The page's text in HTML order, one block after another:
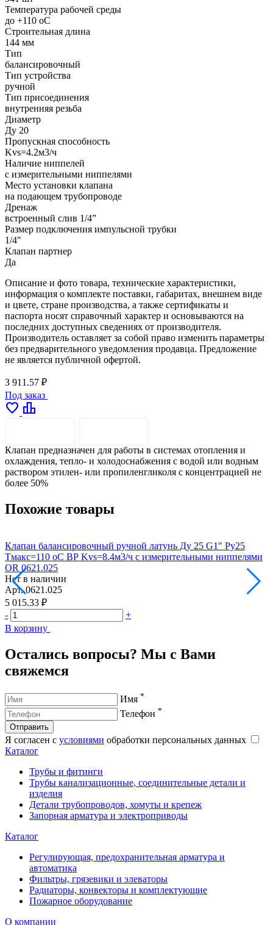
Температура рабочей среды
до +110 oC
Строительная длина
144 мм
Тип
балансировочный
Тип устройства
ручной
Тип присоединения
внутренняя резьба
Диаметр
Ду 20
Пропускная способность
Kvs=4.2м3/ч
Наличие ниппелей
с измерительными ниппелями
Место установки клапана
на подающем трубопроводе
Дренаж
встроенный слив 1/4”
Размер подключения импульсной трубки
1/4"
Клапан партнер
Да
Описание и фото товара, технические характеристики,
информация о комплекте поставки, габаритах, внешнем виде
и цвете, стране производства, а также сертификаты и
паспорта носят справочный характер и основываются на
последних доступных сведениях от производителя.
Производитель оставляет за собой право изменить параметры
без предварительного уведомления продавца. Предложение
не является публичной офертой.
3 911.57 ₽
Под заказ
favorite leaderboard
Клапан предназначен для работы в системах отопления и
охлаждения, тепло- и холодоснабжения с водой или водным
раствором этилен- или пропиленгликоля с концентрацией не
более 50%
Похожие товары
Клапан балансировочный ручной латунь Ду 25 G1" Ру25
Тмакс=110 оС ВР Kvs=8.4м3/ч с измерительными ниппелями
OR 0621.025
Нет в наличии
Арт. 0621.025
5 015.33 ₽
-
+
В корзину
Остались вопросы? Мы с Вами
свяжемся
Имя *
Телефон *
Отправить
Я согласен с условиями обработки персональных данных
Каталог
Трубы и фитинги
Трубы канализационные, соединительные детали и
изделия
Детали трубопроводов, хомуты и крепеж
Запорная арматура и электроприводы
Каталог
Регулирующая, предохранительная арматура и
автоматика
Фильтры, грязевики и элеваторы
Радиаторы, конвекторы и комплектующие
Пожарное оборудование
О компании